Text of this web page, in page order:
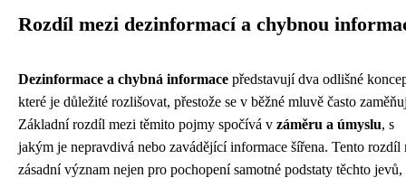
Rozdíl mezi dezinformací a chybnou
Dezinformace a chybná informace představují dva odlišné
které je důležité rozlišovat, přestože se v běžné mluvě často
Základní rozdíl mezi těmito pojmy spočívá v záměru a úmyslu, s
jakým je nepravdivá nebo zavádějící informace šířena. Tento rozdíl
zásadní význam nejen pro pochopení samotné podstaty těchto jevů,